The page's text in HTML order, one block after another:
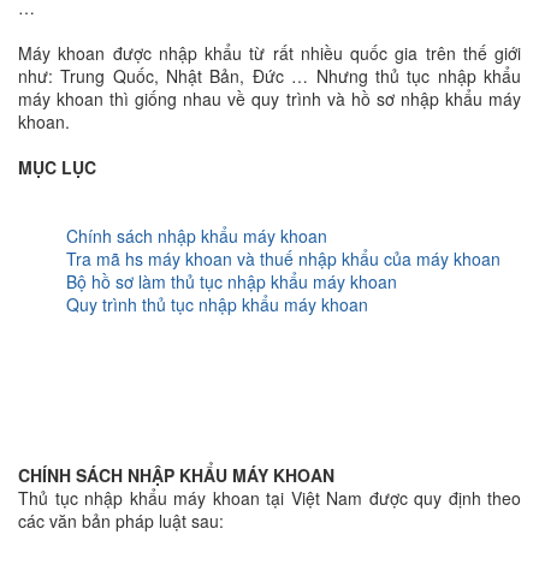
…
Máy khoan được nhập khẩu từ rất nhiều quốc gia trên thế giới
như: Trung Quốc, Nhật Bản, Đức … Nhưng thủ tục nhập khẩu
máy khoan thì giống nhau về quy trình và hồ sơ nhập khẩu máy
khoan.
MỤC LỤC
Chính sách nhập khẩu máy khoan
Tra mã hs máy khoan và thuế nhập khẩu của máy khoan
Bộ hồ sơ làm thủ tục nhập khẩu máy khoan
Quy trình thủ tục nhập khẩu máy khoan
CHÍNH SÁCH NHẬP KHẨU MÁY KHOAN
Thủ tục nhập khẩu máy khoan tại Việt Nam được quy định theo
các văn bản pháp luật sau: